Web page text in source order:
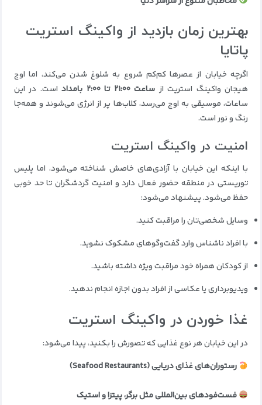
بهترین زمان بازدید از واکینگ استریت
پاتایا
اگرچه خیابان از عصرها کم‌کم شروع به شلوغ شدن می‌کند، اما اوج
هیجان واکینگ استریت از ساعت ۲۱:۰۰ تا ۲:۰۰ بامداد
است. در این
ساعات، موسیقی به اوج می‌رسد، کلاب‌ها پر از انرژی می‌شوند و همه‌جا
رنگ و نور است.
امنیت در واکینگ استریت
با اینکه این خیابان با آزادی‌های خاصش شناخته می‌شود، اما پلیس
توریستی در منطقه حضور فعال دارد و امنیت گردشگران تا حد خوبی
حفظ می‌شود. پیشنهاد می‌شود:
وسایل شخصی‌تان را مراقبت کنید.
با افراد ناشناس وارد گفت‌وگوهای مشکوک نشوید.
از کودکان همراه خود مراقبت ویژه داشته باشید.
ویدیوبرداری یا عکاسی از افراد بدون اجازه انجام ندهید.
غذا خوردن در واکینگ استریت
در این خیابان هر نوع غذایی که تصورش را بکنید، پیدا می‌شود:
رستوران‌های غذای دریایی (Seafood Restaurants)
فست‌فودهای بین‌المللی مثل برگر، پیتزا و استیک